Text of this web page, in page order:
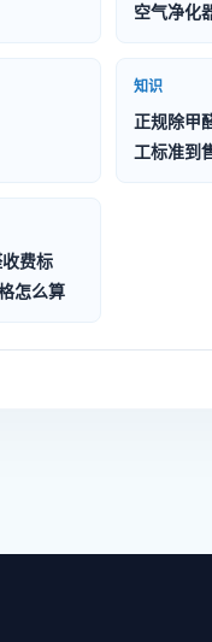
空气净化
知识
正规除甲
工标准到
费标
怎么算